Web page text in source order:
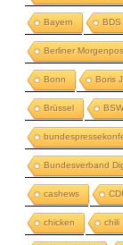
Bayern BDS
Berliner
Bonn Boris
Brüssel BSW
Bundesverband
cashews
chicken chili